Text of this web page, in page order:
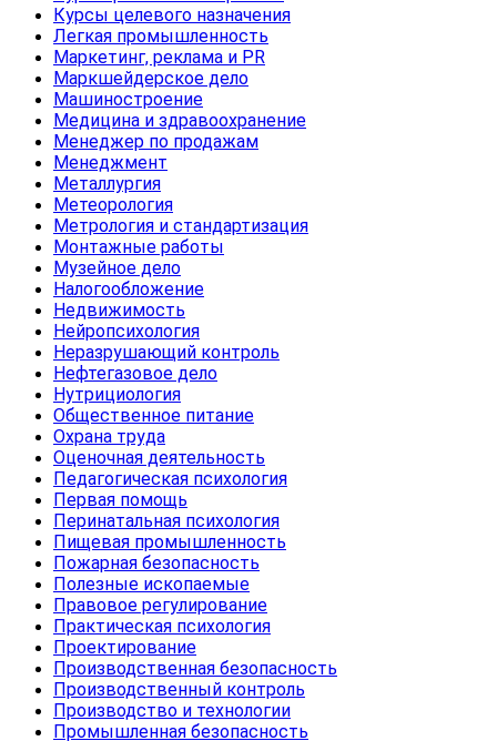
Курсы целевого назначения
Легкая промышленность
Маркетинг, реклама и PR
Маркшейдерское дело
Машиностроение
Медицина и здравоохранение
Менеджер по продажам
Менеджмент
Металлургия
Метеорология
Метрология и стандартизация
Монтажные работы
Музейное дело
Налогообложение
Недвижимость
Нейропсихология
Неразрушающий контроль
Нефтегазовое дело
Нутрициология
Общественное питание
Охрана труда
Оценочная деятельность
Педагогическая психология
Первая помощь
Перинатальная психология
Пищевая промышленность
Пожарная безопасность
Полезные ископаемые
Правовое регулирование
Практическая психология
Проектирование
Производственная безопасность
Производственный контроль
Производство и технологии
Промышленная безопасность